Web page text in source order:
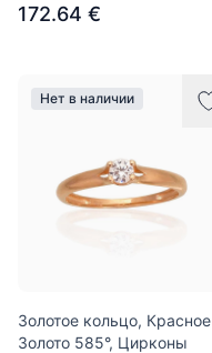
172.64 €
Нет в наличии
Золотое кольцо, Красное
Золото 585°, Цирконы